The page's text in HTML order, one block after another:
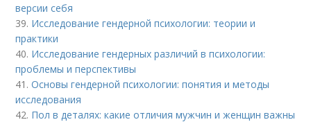
версии себя
39. Исследование гендерной психологии: теории и
практики
40. Исследование гендерных различий в психологии:
проблемы и перспективы
41.Основы гендерной психологии: понятия и методы
исследования
42. Пол в деталях: какие отличия мужчин и женщин важны